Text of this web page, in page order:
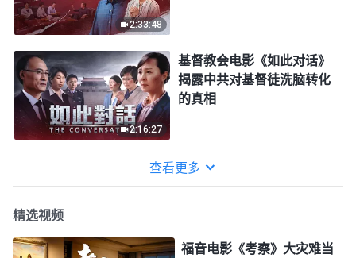
2:33:48
2:16:27
基督教会电影《如此对话》
揭露中共对基督徒洗脑转化
的真相
查看更多
精选视频
福音电影《考察》大灾难当